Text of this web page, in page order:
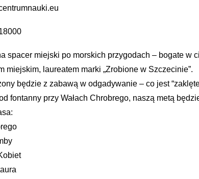
spacer miejski po morskich przygodach – bogate w
miejskim, laureatem marki „Zrobione w Szczecinie”.
będzie z zabawą w odgadywanie – co jest
fontanny przy Wałach Chrobrego, naszą metą